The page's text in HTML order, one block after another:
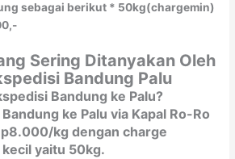
sebagai berikut * 50kg(chargemin)
Sering Ditanyakan Oleh
Bandung Palu
Bandung ke Palu?
ke Palu via Kapal Ro-Ro
kg dengan charge
yaitu 50kg.